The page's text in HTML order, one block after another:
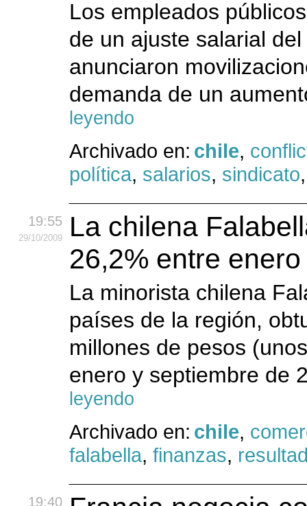
Los empleados
de un ajuste salarial
anunciaron
demanda de un
leyendo
Archivado en: chile,
política, salarios, sindicato
19:55
29/10/2009
La chilena
26,2% entre
La minorista chilena
países de la región,
millones de pesos
enero y septiembre de
leyendo
Archivado en: chile,
falabella, finanzas,
19:40